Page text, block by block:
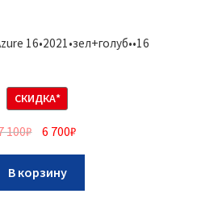
16•2021•зел+голуб••16
СКИДКА*
100₽ 6 700₽
В корзину